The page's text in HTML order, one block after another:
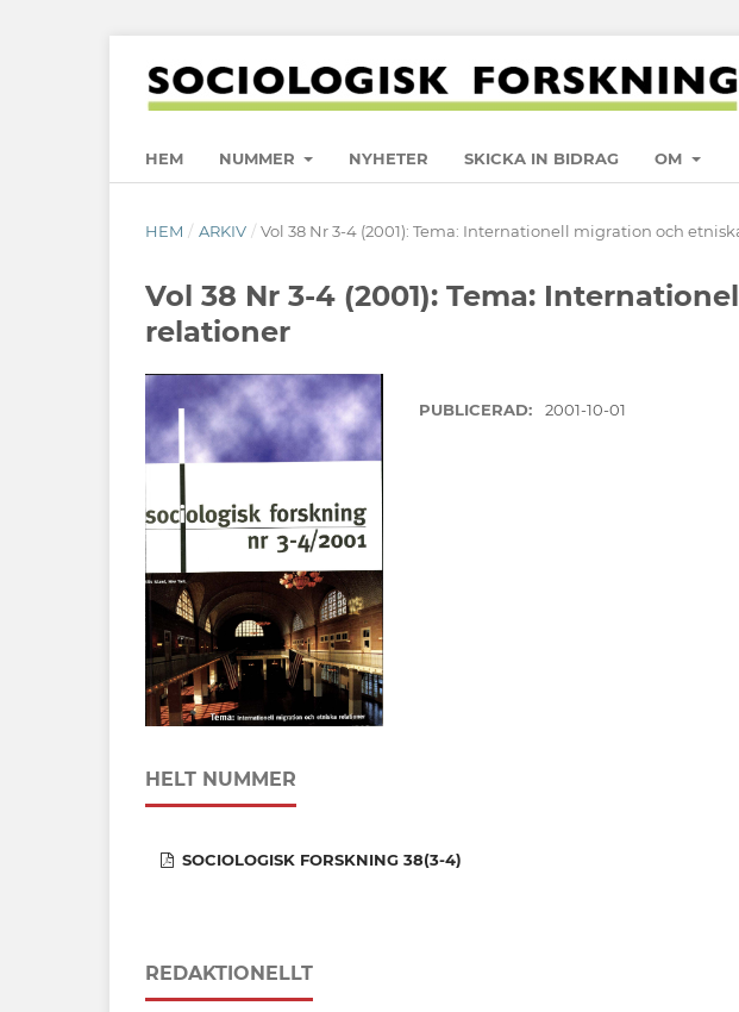
HEM NUMMER NYHETER SKICKA IN BIDRAG OM
HEM / ARKIV / Vol 38 Nr 3-4 (2001): Tema: Internationell migration och
Vol 38 Nr 3-4 (2001): Tema:
relationer
PUBLICERAD: 2001-10-01
HELT NUMMER
SOCIOLOGISK FORSKNING 38(3-4)
REDAKTIONELLT